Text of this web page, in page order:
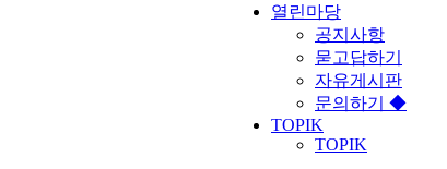
열린마당
공지사항
묻고답하기
자유게시판
문의하기 ◆
TOPIK
TOPIK